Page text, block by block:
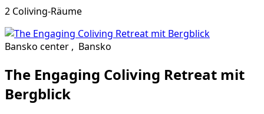
2 Coliving-Räume
Bansko center , Bansko
The Engaging Coliving Retreat mit
Bergblick